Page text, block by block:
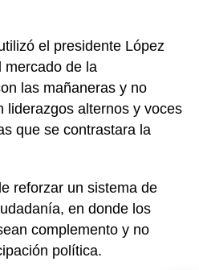
el presidente López
mercado de la
las mañaneras y no
liderazgos alternos y voces
que se contrastara la
reforzar un sistema de
en donde los
complemento y no
política.